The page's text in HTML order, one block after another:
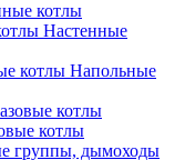
котлы
Настенные
Напольные
котлы